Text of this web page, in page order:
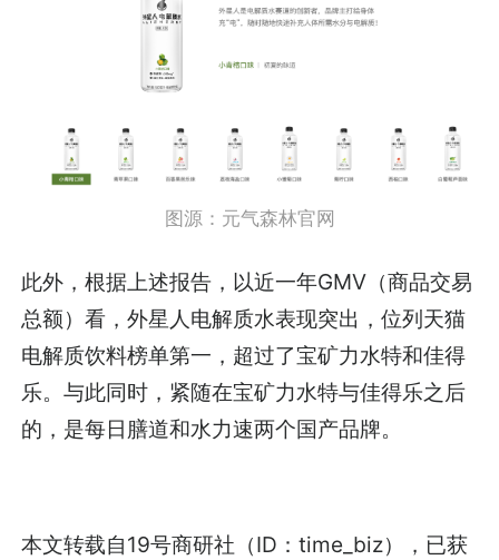
图源：元气森林官网
此外，根据上述报告，以近一年GMV（商品交易
总额）看，外星人电解质水表现突出，位列天猫
电解质饮料榜单第一，超过了宝矿力水特和佳得
乐。与此同时，紧随在宝矿力水特与佳得乐之后
的，是每日膳道和水力速两个国产品牌。
本文转载自19号商研社（ID：time_biz），已获